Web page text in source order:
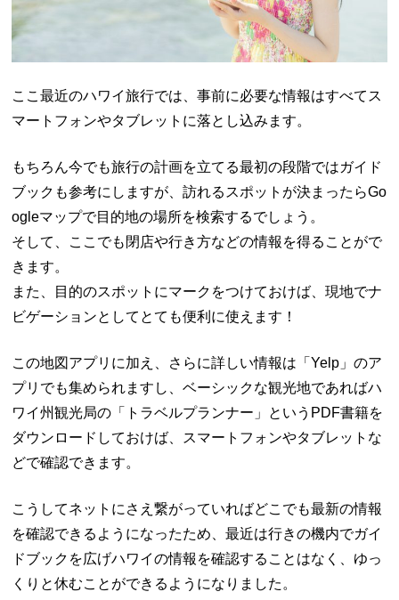
ここ最近のハワイ旅行では、事前に必要な情報はすべてス
マートフォンやタブレットに落とし込みます。
もちろん今でも旅行の計画を立てる最初の段階ではガイド
ブックも参考にしますが、訪れるスポットが決まったらGo
ogleマップで目的地の場所を検索するでしょう。
そして、ここでも閉店や行き方などの情報を得ることがで
きます。
また、目的のスポットにマークをつけておけば、現地でナ
ビゲーションとしてとても便利に使えます！
この地図アプリに加え、さらに詳しい情報は「Yelp」のア
プリでも集められますし、ベーシックな観光地であればハ
ワイ州観光局の「トラベルプランナー」というPDF書籍を
ダウンロードしておけば、スマートフォンやタブレットな
どで確認できます。
こうしてネットにさえ繋がっていればどこでも最新の情報
を確認できるようになったため、最近は行きの機内でガイ
ドブックを広げハワイの情報を確認することはなく、ゆっ
くりと休むことができるようになりました。